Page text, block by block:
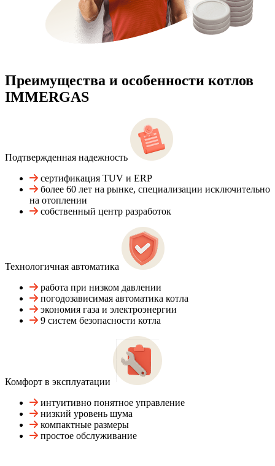
Преимущества и особенности котлов
IMMERGAS
Подтвержденная надежность
сертификация TUV и ERP
более 60 лет на рынке, специализации исключительно
на отоплении
собственный центр разработок
Технологичная автоматика
работа при низком давлении
погодозависимая автоматика котла
экономия газа и электроэнергии
9 систем безопасности котла
Комфорт в эксплуатации
интуитивно понятное управление
низкий уровень шума
компактные размеры
простое обслуживание